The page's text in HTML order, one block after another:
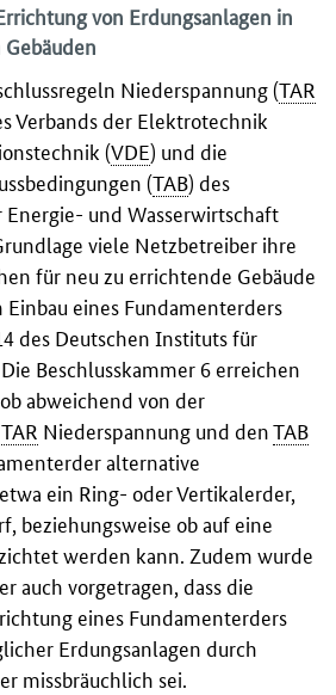
von Erdungsanlagen in
Niederspannung (TAR
Verbands der Elektrotechnik
(VDE) und die
(TAB) des
Energie- und Wasserwirtschaft
viele Netzbetreiber ihre
für neu zu errichtende Gebäude
eines Fundamenterders
des Deutschen Instituts für
Beschlusskammer 6 erreichen
abweichend von der
TAR Niederspannung und denTAB
alternative
ein Ring- oder Vertikalerder,
beziehungsweise ob auf eine
werden kann. Zudem wurde
auch vorgetragen, dass die
eines Fundamenterders
Erdungsanlagen durch
missbräuchlich sei.